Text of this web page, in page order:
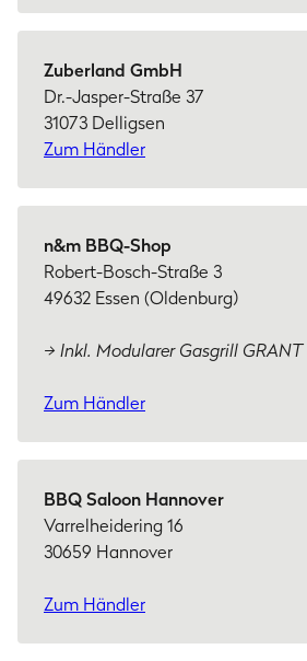
Zuberland GmbH
Dr.-Jasper-Straße 37
31073 Delligsen
Zum Händler
n&m BBQ-Shop
Robert-Bosch-Straße 3
49632 Essen (Oldenburg)
→ Inkl. Modularer Gasgrill GRANT
Zum Händler
BBQ Saloon Hannover
Varrelheidering 16
30659 Hannover
Zum Händler